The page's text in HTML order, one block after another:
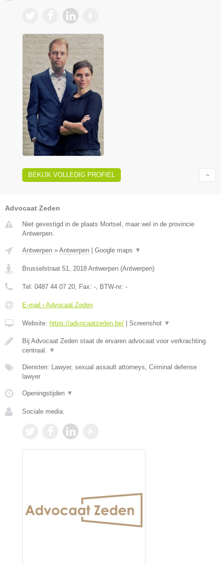
BEKIJK VOLLEDIG PROFIEL
Advocaat Zeden
Niet gevestigd in de plaats Mortsel, maar wel in de provincie
Antwerpen.
Antwerpen » Antwerpen | Google maps ▼
Brusselstraat 51 2018 Antwerpen (Antwerpen)
Tel: 0487 44 07 20 , Fax: - , BTW-nr: -
E-mail › Advocaat Zeden
Website: https://advocaatzeden.be/ | Screenshot ▼
Bij Advocaat Zeden staat de ervaren advocaat voor verkrachting
centraal.
▼
Diensten: Lawyer, sexual assault attorneys, Criminal defense
lawyer
Openingstijden ▼
Sociale media: